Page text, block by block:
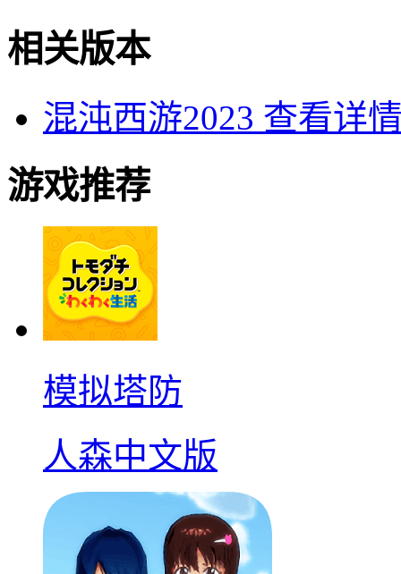
相关版本
混沌西游2023 查看详
游戏推荐
模拟塔防
人森中文版